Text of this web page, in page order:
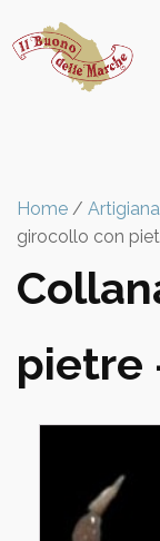
Home /
girocollo con
pietre